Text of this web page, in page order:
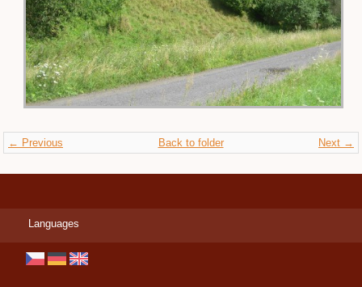
← Previous Next →
Back to folder
Languages